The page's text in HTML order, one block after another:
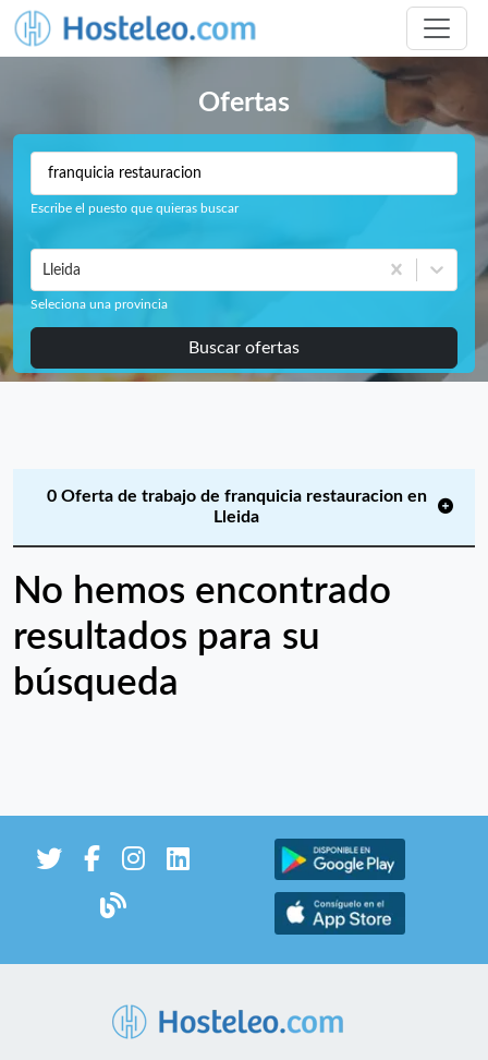
Ofertas
Escribe el puesto que quieras buscar
Lleida
Seleciona una provincia
Buscar ofertas
0 Oferta de trabajo de franquicia restauracion en
Lleida
No hemos encontrado
resultados para su
búsqueda